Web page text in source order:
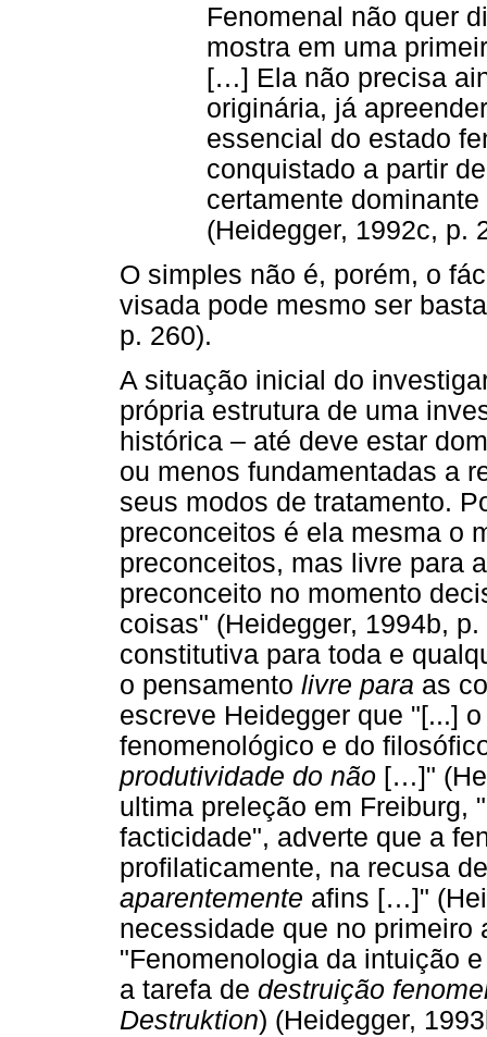
Fenomenal não quer
mostra em uma
[…] Ela não precisa
originária, já
essencial do estado
conquistado a partir
certamente
(Heidegger, 1992c, p.
O simples não é, porém, o
visada pode mesmo ser
p. 260).
A situação inicial do
própria estrutura de uma
histórica – até deve estar
ou menos fundamentadas a
seus modos de tratamento.
preconceitos é ela mesma o
preconceitos, mas livre para
preconceito no momento
coisas" (Heidegger, 1994b,
constitutiva para toda e
o pensamento livre para as
escreve Heidegger que "[...]
fenomenológico e do
produtividade do não […]"
ultima preleção em Freiburg,
facticidade", adverte que a
profilaticamente, na recusa
aparentemente afins […]"
necessidade que no primeiro
"Fenomenologia da intuição
a tarefa de destruição
Destruktion) (Heidegger,